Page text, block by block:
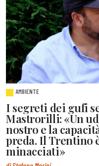
AMBIENTE
I segreti dei gufi
Mastrorilli: «Un
nostro e la
preda. Il Trentino
minacciati»